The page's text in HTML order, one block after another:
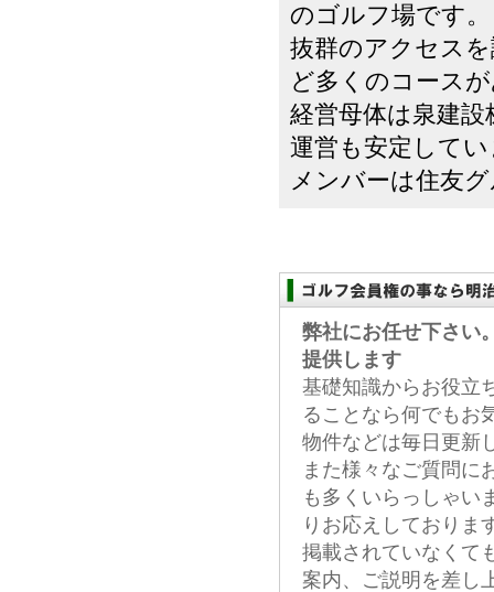
のゴルフ場です。
抜群のアクセス
ど多くのコース
経営母体は泉建
運営も安定して
メンバーは住友
弊社にお任せ下さい
提供します
基礎知識からお役立
ることなら何でもお
物件などは毎日更新
また様々なご質問に
も多くいらっしゃい
りお応えしておりま
掲載されていなくて
案内、ご説明を差し